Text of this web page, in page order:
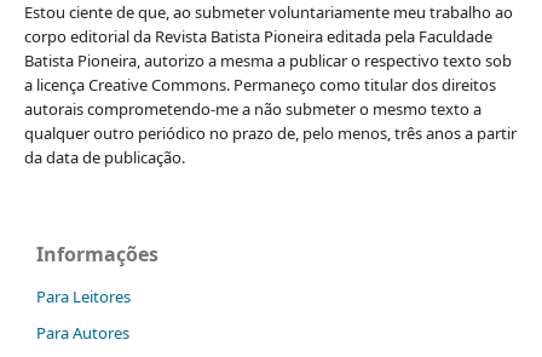
Estou ciente de que, ao submeter voluntariamente meu trabalho ao
corpo editorial da Revista Batista Pioneira editada pela Faculdade
Batista Pioneira, autorizo a mesma a publicar o respectivo texto sob
a licença Creative Commons. Permaneço como titular dos direitos
autorais comprometendo-me a não submeter o mesmo texto a
qualquer outro periódico no prazo de, pelo menos, três anos a partir
da data de publicação.
Informações
Para Leitores
Para Autores